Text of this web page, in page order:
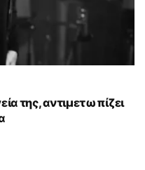
της, αντιμετωπίζει